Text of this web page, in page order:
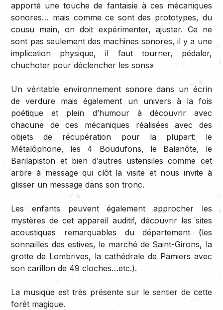
apporté une touche de fantaisie à ces mécaniques
sonores… mais comme ce sont des prototypes, du
cousu main, on doit expérimenter, ajuster. Ce ne
sont pas seulement des machines sonores, il y a une
implication physique, il faut tourner, pédaler,
chuchoter pour déclencher les sons»
Un véritable environnement sonore dans un écrin
de verdure mais également un univers à la fois
poétique et plein d’humour à découvrir avec
chacune de ces mécaniques réalisées avec des
objets de récupération pour la plupart: le
Métalôphone, les 4 Boudufons, le Balanôte, le
Barilapiston et bien d’autres ustensiles comme cet
arbre à message qui clôt la visite et nous invite à
glisser un message dans son tronc.
Les enfants peuvent également approcher les
mystères de cet appareil auditif, découvrir les sites
acoustiques remarquables du département (les
sonnailles des estives, le marché de Saint-Girons, la
grotte de Lombrives, la cathédrale de Pamiers avec
son carillon de 49 cloches…etc.).
La musique est très présente sur le sentier de cette
forêt magique.